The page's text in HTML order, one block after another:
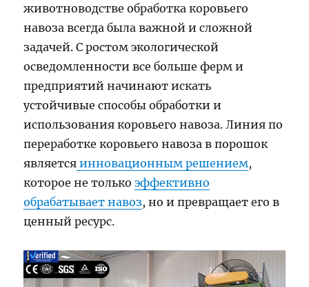
животноводстве обработка коровьего
навоза всегда была важной и сложной
задачей. С ростом экологической
осведомленности все больше ферм и
предприятий начинают искать
устойчивые способы обработки и
использования коровьего навоза. Линия по
переработке коровьего навоза в порошок
является инновационным решением,
которое не толькоэффективно
обрабатывает навоз, но и превращает его в
ценный ресурс.